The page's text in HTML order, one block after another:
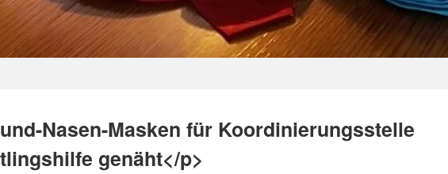
Nasen-Masken für Koordinierungsstelle
genäht</p>